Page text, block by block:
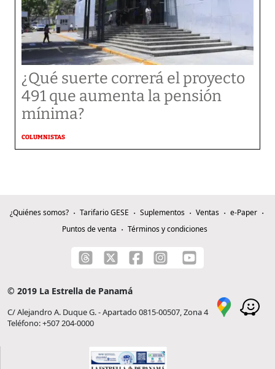
¿Qué suerte correrá el proyecto
491 que aumenta la pensión
mínima?
COLUMNISTAS
¿Quiénes somos? Tarifario GESE Suplementos Ventas
e-Paper
Puntos de venta
Términos y condiciones
© 2019 La Estrella de Panamá
C/ Alejandro A. Duque G. - Apartado 0815-00507, Zona 4
Teléfono: +507 204-0000